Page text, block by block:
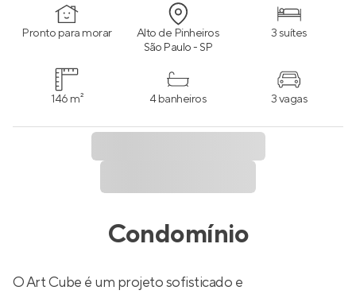
Pronto para morar Alto de Pinheiros
São Paulo - SP
3 suítes
146 m² 4 banheiros 3 vagas
Condomínio
O Art Cube é um projeto sofisticado e